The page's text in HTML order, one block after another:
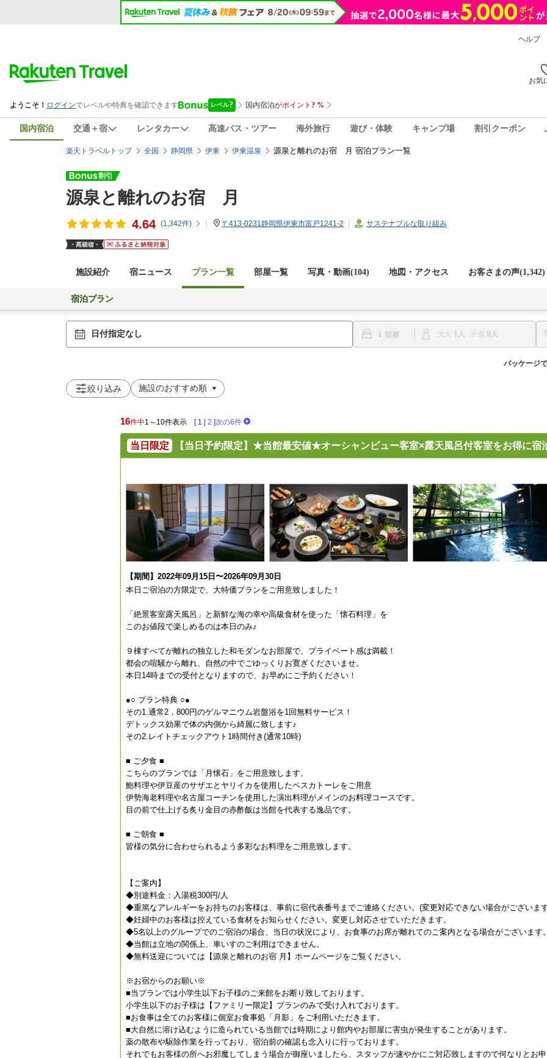
ヘルプ
お気
国内宿泊 交通＋宿 レンタカー 高速バス・ツアー 海外旅行 遊び・体験 キャンプ場 割引クーポン
楽天トラベルトップ 全国 静岡県 伊東 伊東温泉 源泉と離れのお宿 月 宿泊プラン一覧
源泉と離れのお宿 月
4.64 (1,342件) 〒413-0231静岡県伊東市富戸1241-2 サステナブルな取り組み
施設紹介 宿ニュース プラン一覧 部屋一覧 写真・動画(104) 地図・アクセス お客さまの声(1,342)
宿泊プラン
日付指定なし 1 大人 1 子供 0
パッケージ
絞り込み
16件中1～10件表示 [ 1 2 ]次の6件
当日限定 【当日予約限定】★当館最安値★オーシャンビュー客室×露天風呂付客室をお得に宿
【期間】2022年09月15日〜2026年09月30日
本日ご宿泊の方限定で、大特価プランをご用意致しました！
「絶景客室露天風呂」と新鮮な海の幸や高級食材を使った「懐石料理」を
このお値段で楽しめるのは本日のみ♪
９棟すべてが離れの独立した和モダンなお部屋で、プライベート感は満載！
都会の喧騒から離れ、自然の中でごゆっくりお寛ぎくださいませ。
本日14時までの受付となりますので、お早めにご予約ください！
●○ プラン特典 ○●
その1.通常2，800円のゲルマニウム岩盤浴を1回無料サービス！
デトックス効果で体の内側から綺麗に致します♪
その2.レイトチェックアウト1時間付き(通常10時)
■ ご夕食 ■
こちらのプランでは「月懐石」をご用意致します。
鮑料理や伊豆産のサザエとヤリイカを使用したペスカトーレをご用意
伊勢海老料理や名古屋コーチンを使用した演出料理がメインのお料理コースです。
目の前で仕上げる炙り金目の赤酢飯は当館を代表する逸品です。
■ ご朝食 ■
皆様の気分に合わせられるよう多彩なお料理をご用意致します。
【ご案内】
◆別途料金：入湯税300円/人
◆重篤なアレルギーをお持ちのお客様は、事前に宿代表番号までご連絡ください。(変更対応できない場合がございま
◆妊婦中のお客様は控えている食材をお知らせください。変更し対応させていただきます。
◆5名以上のグループでのご宿泊の場合、当日の状況により、お食事のお席が離れてのご案内となる場合がございます。
◆当館は立地の関係上、車いすのご利用はできません。
◆無料送迎については【源泉と離れのお宿 月】ホームページをご覧ください。
※お宿からのお願い※
■当プランでは小学生以下お子様のご来館をお断り致しております。
小学生以下のお子様は【ファミリー限定】プランのみで受け入れております。
■お食事は全てのお客様に個室お食事処「月影」をご利用いただきます。
■大自然に溶け込むように造られている当館では時期により館内やお部屋に害虫が発生することがあります。
薬の散布や駆除作業を行っており、宿泊前の確認も念入りに行っております。
それでもお客様の所へお邪魔してしまう場合が御座いましたら、スタッフが速やかにご対応致しますので何なりとお申